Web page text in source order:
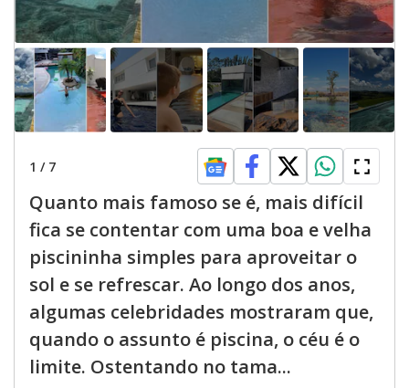
1 / 7
Quanto mais famoso se é, mais difícil
fica se contentar com uma boa e velha
piscininha simples para aproveitar o
sol e se refrescar. Ao longo dos anos,
algumas celebridades mostraram que,
quando o assunto é piscina, o céu é o
limite. Ostentando no tama...